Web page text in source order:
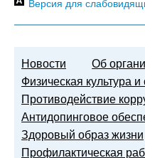
Новости
Об
Физическая культура и
Противодействие
Антидопинговое
Здоровый образ жизни
Профилактическая